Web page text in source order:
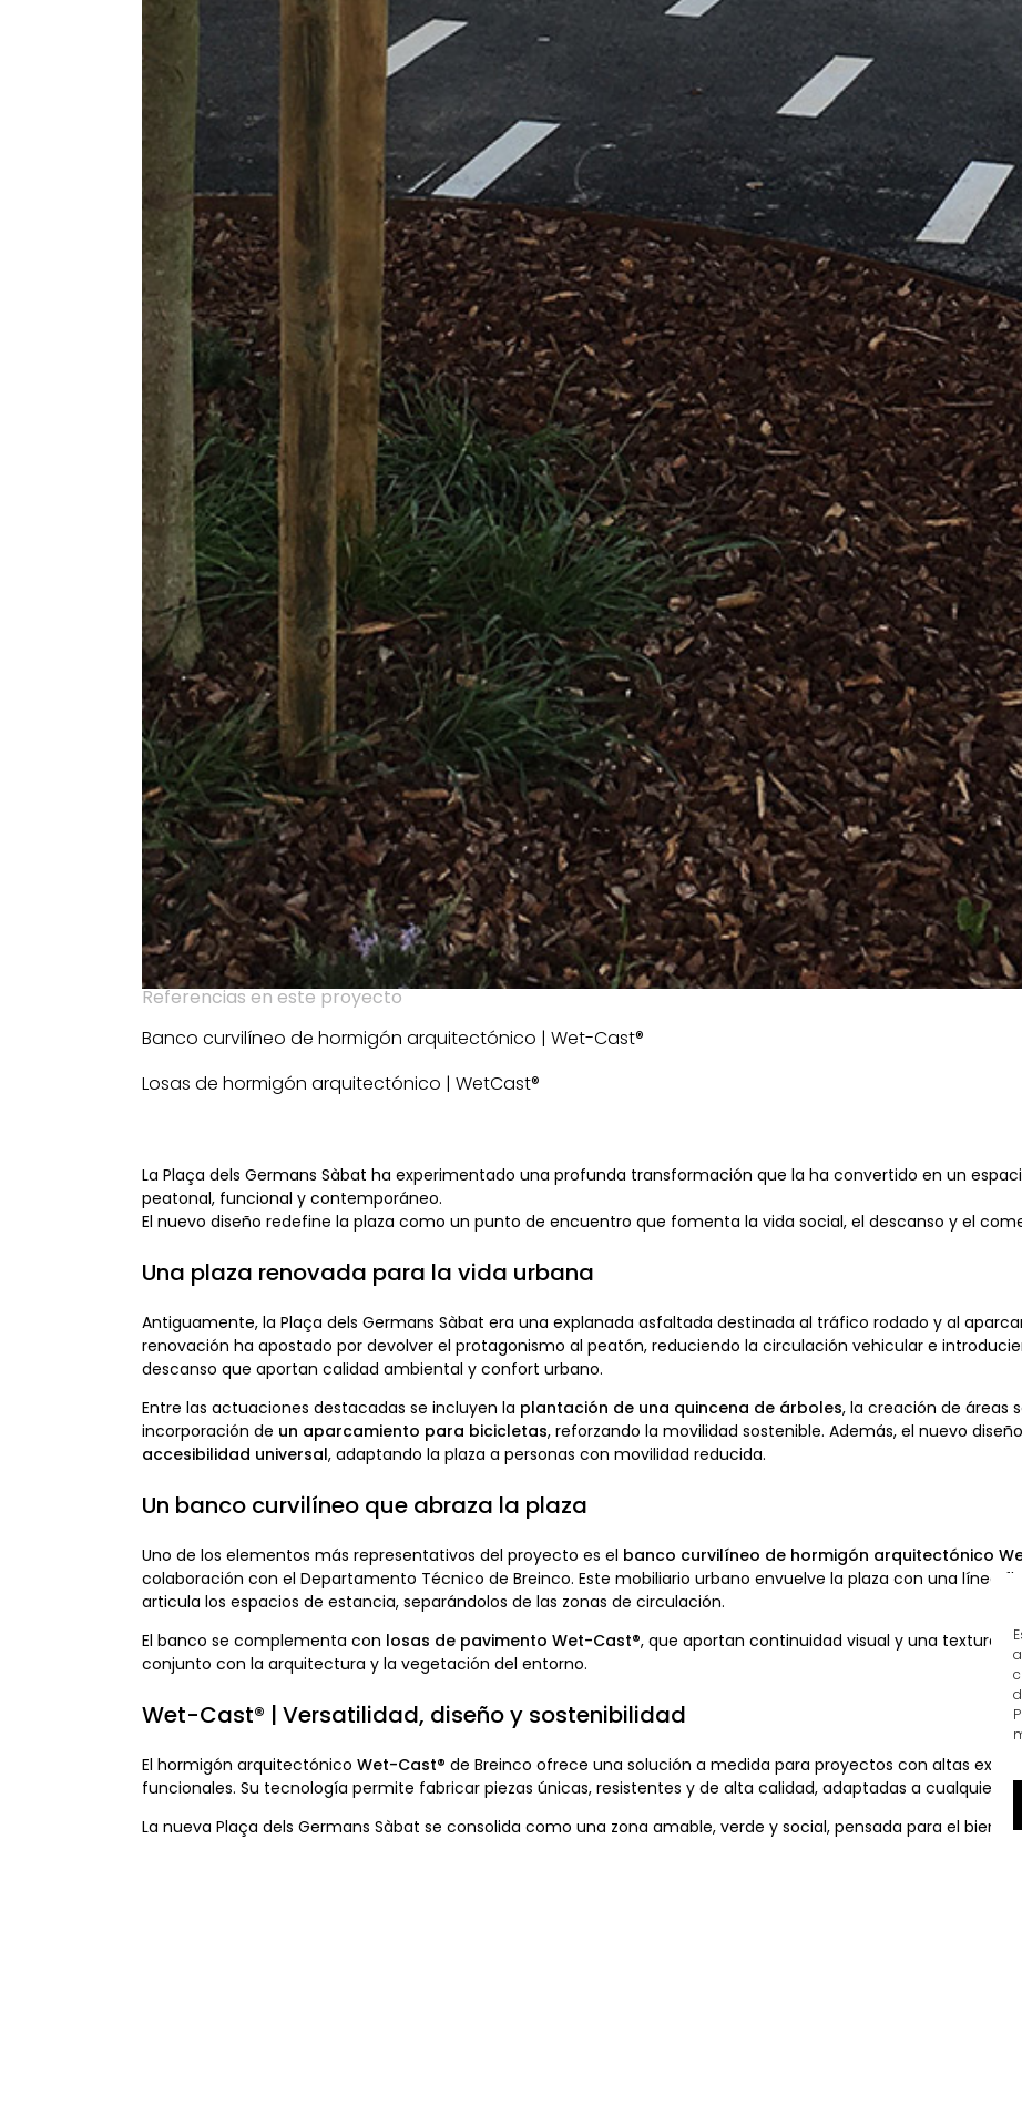
Referencias en este proyecto
Banco curvilíneo de hormigón arquitectónico | Wet-Cast®
Losas de hormigón arquitectónico | WetCast®
La Plaça dels Germans Sàbat ha experimentado una profunda transformación que la ha convertido en un
peatonal, funcional y contemporáneo.
El nuevo diseño redefine la plaza como un punto de encuentro que fomenta la vida social, el descanso y el
Una plaza renovada para la vida urbana
Antiguamente, la Plaça dels Germans Sàbat era una explanada asfaltada destinada al tráfico rodado y al
renovación ha apostado por devolver el protagonismo al peatón, reduciendo la circulación vehicular e
descanso que aportan calidad ambiental y confort urbano.
Entre las actuaciones destacadas se incluyen la plantación de una quincena de árboles, la creación de áreas
incorporación de un aparcamiento para bicicletas, reforzando la movilidad sostenible. Además, el nuevo
accesibilidad universal, adaptando la plaza a personas con movilidad reducida.
Un banco curvilíneo que abraza la plaza
Uno de los elementos más representativos del proyecto es el banco curvilíneo de hormigón arquitectónico
colaboración con el Departamento Técnico de Breinco. Este mobiliario urbano envuelve la plaza con una línea
articula los espacios de estancia, separándolos de las zonas de circulación.
El banco se complementa con losas de pavimento Wet-Cast®, que aportan continuidad visual y una textura
conjunto con la arquitectura y la vegetación del entorno.
Wet-Cast® | Versatilidad, diseño y sostenibilidad
El hormigón arquitectónico Wet-Cast® de Breinco ofrece una solución a medida para proyectos con altas
funcionales. Su tecnología permite fabricar piezas únicas, resistentes y de alta calidad, adaptadas a cualquier
La nueva Plaça dels Germans Sàbat se consolida como una zona amable, verde y social, pensada para el